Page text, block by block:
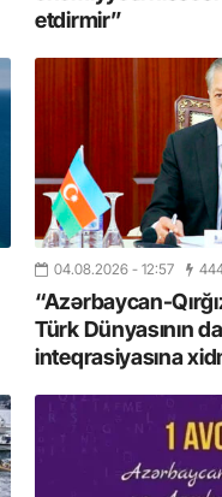
etdirmir”
04.08.2026 - 12:57
“Azərbaycan-
Türk Dünyasının
inteqrasiyasına